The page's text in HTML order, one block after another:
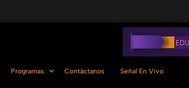
Programas Contáctanos Señal En Vivo